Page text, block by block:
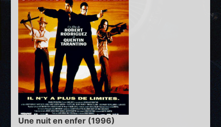
Une nuit en enfer (1996)